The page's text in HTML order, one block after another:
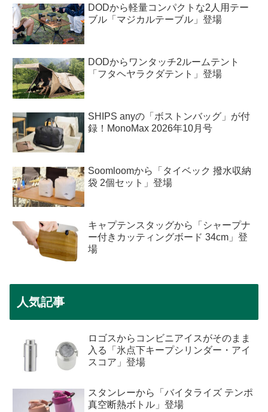
DODから軽量コンパクトな2人用テー
ブル「マジカルテーブル」登場
DODからワンタッチ2ルームテント
「フタヘヤラクダテント」登場
SHIPS anyの「ボストンバッグ」が付
録！MonoMax 2026年10月号
Soomloomから「タイベック 撥水収納
袋 2個セット」登場
キャプテンスタッグから「シャープナ
ー付きカッティングボード 34cm」登
場
人気記事
ロゴスからコンビニアイスがそのまま
入る「氷点下キープシリンダー・アイ
スコア」登場
スタンレーから「バイタライズ テンポ
真空断熱ボトル」登場